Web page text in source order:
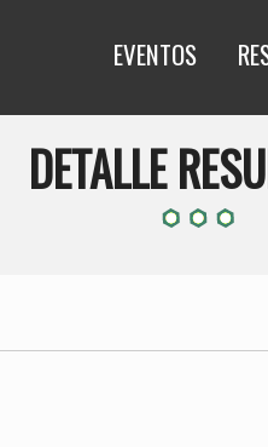
EVENTOS
DETALLE